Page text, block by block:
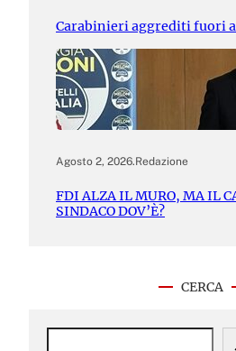
Carabinieri aggrediti fuori
Agosto 2, 2026.Redazione
FDI ALZA IL MURO, MA IL
SINDACO DOV’È?
CERCA
S